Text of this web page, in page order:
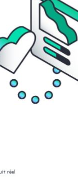
réel